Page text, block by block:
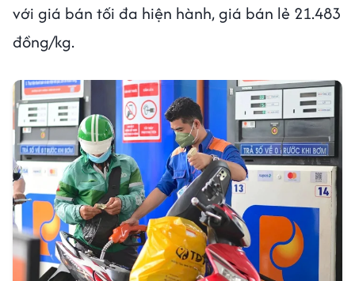
với giá bán tối đa hiện hành, giá bán lẻ 21.483
đồng/kg.